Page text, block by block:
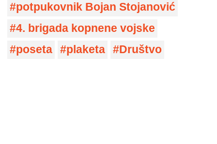
potpukovnik Bojan Stojanović
4. brigada kopnene vojske
poseta
plaketa Društvo